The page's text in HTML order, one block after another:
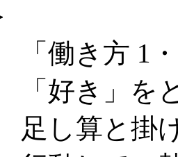
「働き方 1
「好き」を
足し算と掛